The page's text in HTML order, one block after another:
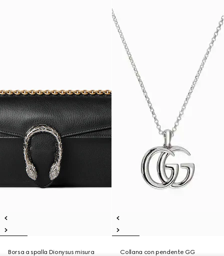
Borsa a spalla Dionysus misura
Collana con pendente GG